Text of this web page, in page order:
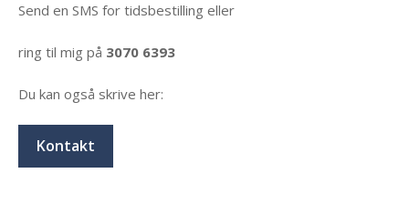
Send en SMS for tidsbestilling eller
ring til mig på 3070 6393
Du kan også skrive her:
Kontakt